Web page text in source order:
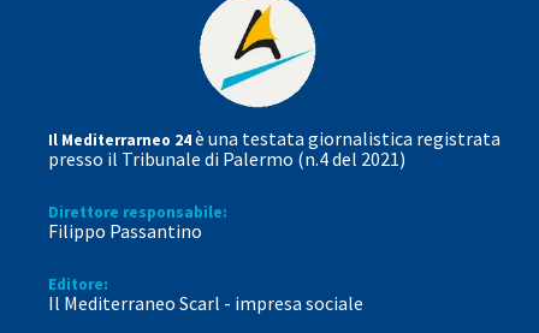
Il Mediterrarneo 24è una testata giornalistica registrata
presso il Tribunale di Palermo (n.4 del 2021)
Direttore responsabile:
Filippo Passantino
Editore:
Il Mediterraneo Scarl - impresa sociale